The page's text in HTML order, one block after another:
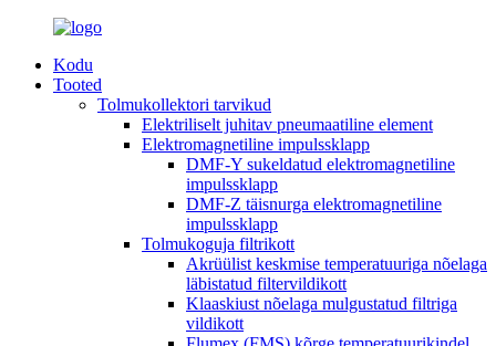
Kodu
Tooted
Tolmukollektori tarvikud
Elektriliselt juhitav pneumaatiline element
Elektromagnetiline impulssklapp
DMF-Y sukeldatud elektromagnetiline
impulssklapp
DMF-Z täisnurga elektromagnetiline
impulssklapp
Tolmukoguja filtrikott
Akrüülist keskmise temperatuuriga nõelaga
läbistatud filtervildikott
Klaaskiust nõelaga mulgustatud filtriga
vildikott